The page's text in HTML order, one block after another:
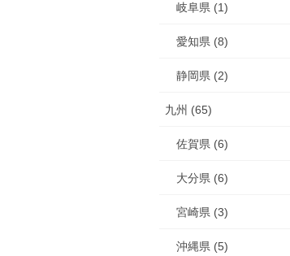
岐阜県 (1)
愛知県 (8)
静岡県 (2)
九州 (65)
佐賀県 (6)
大分県 (6)
宮崎県 (3)
沖縄県 (5)